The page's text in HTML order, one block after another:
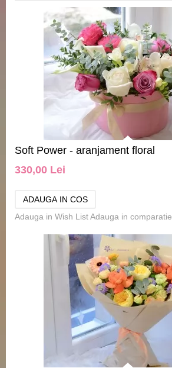
Soft Power - aranjament floral
330,00 Lei
Adauga in Wish ListAdauga in comparatie